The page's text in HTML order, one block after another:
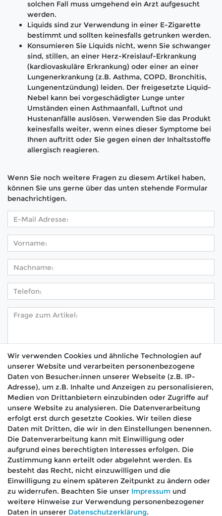
solchen Fall muss umgehend ein Arzt aufgesucht
werden.
Liquids sind zur Verwendung in einer E-Zigarette
bestimmt und sollten keinesfalls getrunken werden.
Konsumieren Sie Liquids nicht, wenn Sie schwanger
sind, stillen, an einer Herz-Kreislauf-Erkrankung
(kardiovaskuläre Erkrankung) oder einer an einer
Lungenerkrankung (z.B. Asthma, COPD, Bronchitis,
Lungenentzündung) leiden. Der freigesetzte Liquid-
Nebel kann bei vorgeschädigter Lunge unter
Umständen einen Asthmaanfall, Luftnot und
Hustenanfälle auslösen. Verwenden Sie das Produkt
keinesfalls weiter, wenn eines dieser Symptome bei
Ihnen auftritt oder Sie gegen einen der Inhaltsstoffe
allergisch reagieren.
Wenn Sie noch weitere Fragen zu diesem Artikel haben,
können Sie uns gerne über das unten stehende Formular
benachrichtigen.
Hiermit bestätige ich, dass ich dieDaten­schutz­
erklärung gelesen habe. *
Absenden
🚚 Schneller Versand
📦 Kostenloser Versand ab 75 €
📞 Kostenlose Beratung per Telefon &
WhatsApp
Wir verwenden Cookies und ähnliche Technologien auf
unserer Website und verarbeiten personenbezogene
Daten von Besucher:innen unserer Webseite (z.B. IP-
Adresse), um z.B. Inhalte und Anzeigen zu personalisieren,
Medien von Drittanbietern einzubinden oder Zugriffe auf
unsere Website zu analysieren. Die Datenverarbeitung
erfolgt erst durch gesetzte Cookies. Wir teilen diese
Daten mit Dritten, die wir in den Einstellungen benennen.
Die Datenverarbeitung kann mit Einwilligung oder
aufgrund eines berechtigten Interesses erfolgen. Die
Zustimmung kann erteilt oder abgelehnt werden. Es
besteht das Recht, nicht einzuwilligen und die
Einwilligung zu einem späteren Zeitpunkt zu ändern oder
zu widerrufen. Beachten Sie unser Impressum und
weitere Hinweise zur Verwendung personenbezogener
Daten in unserer Daten­schutz­erklärung.